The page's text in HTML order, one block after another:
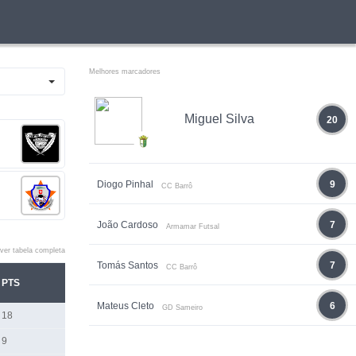
ver tabela completa
PTS
18
9
Melhores marcadores
Miguel Silva 20
Diogo Pinhal CC Barrô 9
João Cardoso Armamar Futsal 7
Tomás Santos CC Barrô 7
Mateus Cleto GD Sameiro 6